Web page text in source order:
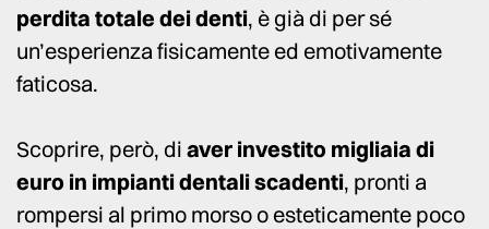
perdita totale dei denti, è già di per sé
un’esperienza fisicamente ed emotivamente
faticosa.
Scoprire, però, di aver investito migliaia di
euro in impianti dentali scadenti, pronti a
rompersi al primo morso o esteticamente poco